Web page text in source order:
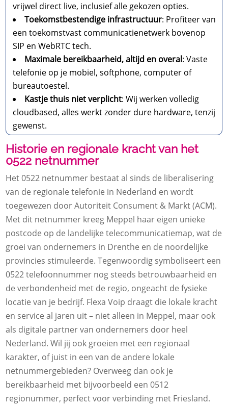
vrijwel direct live, inclusief alle gekozen opties.
Toekomstbestendige infrastructuur: Profiteer van
een toekomstvast communicatienetwerk bovenop
SIP en WebRTC tech.
Maximale bereikbaarheid, altijd en overal: Vaste
telefonie op je mobiel, softphone, computer of
bureautoestel.
Kastje thuis niet verplicht: Wij werken volledig
cloudbased, alles werkt zonder dure hardware, tenzij
gewenst.
Historie en regionale kracht van het
0522 netnummer
Het 0522 netnummer bestaat al sinds de liberalisering
van de regionale telefonie in Nederland en wordt
toegewezen door Autoriteit Consument & Markt (ACM).
Met dit netnummer kreeg Meppel haar eigen unieke
postcode op de landelijke telecommunicatiemap, wat de
groei van ondernemers in Drenthe en de noordelijke
provincies stimuleerde. Tegenwoordig symboliseert een
0522 telefoonnummer nog steeds betrouwbaarheid en
de verbondenheid met de regio, ongeacht de fysieke
locatie van je bedrijf. Flexa Voip draagt die lokale kracht
en service al jaren uit – niet alleen in Meppel, maar ook
als digitale partner van ondernemers door heel
Nederland. Wil jij ook groeien met een regionaal
karakter, of juist in een van de andere lokale
netnummergebieden? Overweeg dan ook je
bereikbaarheid met bijvoorbeeld een 0512
regionummer, perfect voor verbinding met Friesland.